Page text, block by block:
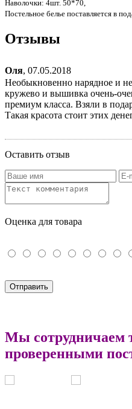
Наволочки: 4шт. 50*70,
Постельное белье поставляется в
Отзывы
Оля, 07.05.2018
Необыкновенно нарядное и
кружево и вышивка очень-
премиум класса. Взяли в
Такая красота стоит этих
Оставить отзыв
Оценка для товара
Мы сотрудничаем
проверенными